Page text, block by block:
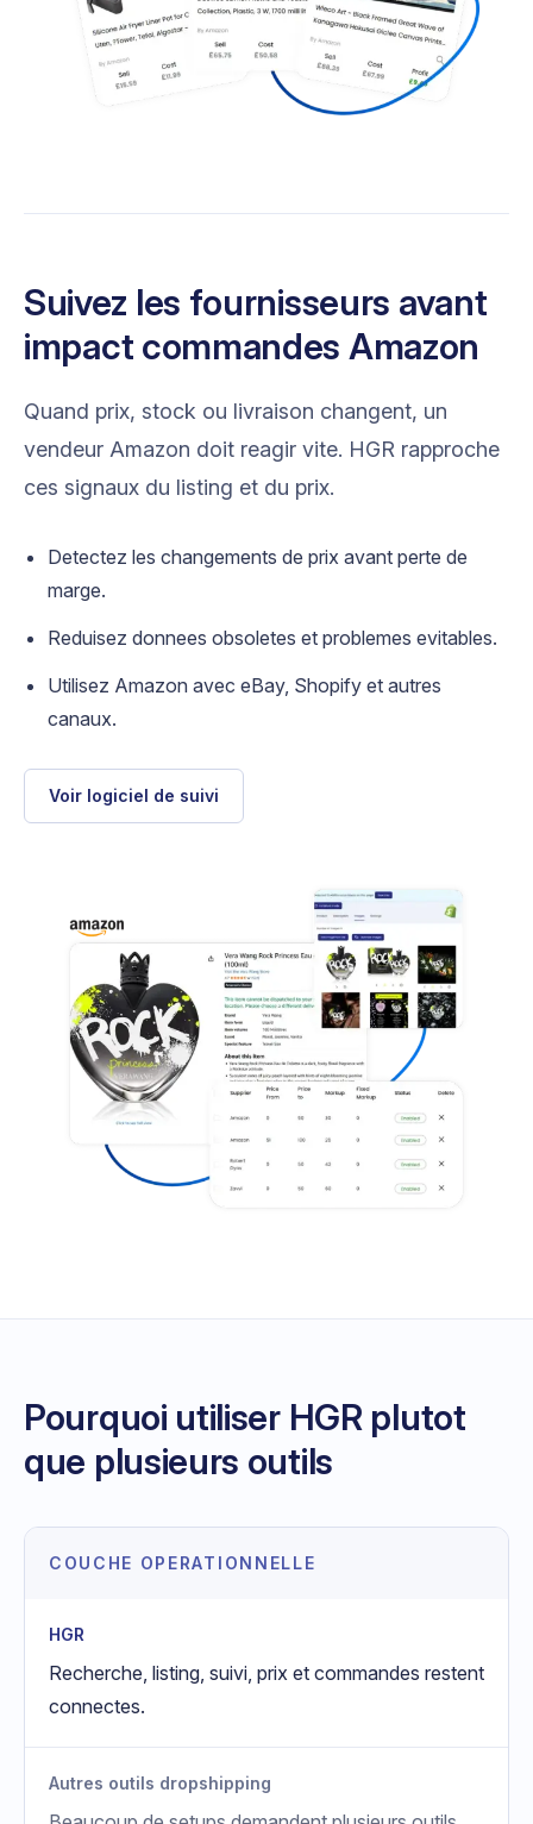
Suivez les fournisseurs avant
impact commandes Amazon
Quand prix, stock ou livraison changent, un
vendeur Amazon doit reagir vite. HGR rapproche
ces signaux du listing et du prix.
Detectez les changements de prix avant perte de
marge.
Reduisez donnees obsoletes et problemes evitables.
Utilisez Amazon avec eBay, Shopify et autres
canaux.
Voir logiciel de suivi
Pourquoi utiliser HGR plutot
que plusieurs outils
COUCHE OPERATIONNELLE
HGR
Recherche, listing, suivi, prix et commandes restent
connectes.
Autres outils dropshipping